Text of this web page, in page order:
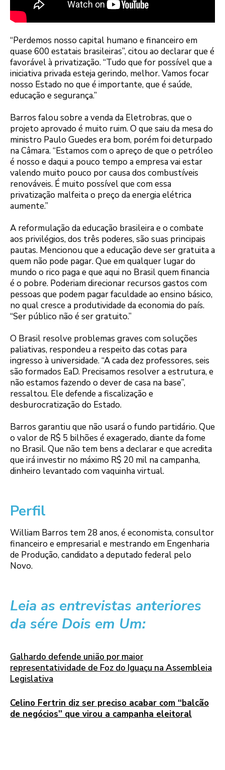
“Perdemos nosso capital humano e financeiro em
quase 600 estatais brasileiras”, citou ao declarar que é
favorável à privatização. “Tudo que for possível que a
iniciativa privada esteja gerindo, melhor. Vamos focar
nosso Estado no que é importante, que é saúde,
educação e segurança.”
Barros falou sobre a venda da Eletrobras, que o
projeto aprovado é muito ruim. O que saiu da mesa do
ministro Paulo Guedes era bom, porém foi deturpado
na Câmara. “Estamos com o apreço de que o petróleo
é nosso e daqui a pouco tempo a empresa vai estar
valendo muito pouco por causa dos combustíveis
renováveis. É muito possível que com essa
privatização malfeita o preço da energia elétrica
aumente.”
A reformulação da educação brasileira e o combate
aos privilégios, dos três poderes, são suas principais
pautas. Mencionou que a educação deve ser gratuita a
quem não pode pagar. Que em qualquer lugar do
mundo o rico paga e que aqui no Brasil quem financia
é o pobre. Poderiam direcionar recursos gastos com
pessoas que podem pagar faculdade ao ensino básico,
no qual cresce a produtividade da economia do país.
“Ser público não é ser gratuito.”
O Brasil resolve problemas graves com soluções
paliativas, respondeu a respeito das cotas para
ingresso à universidade. “A cada dez professores, seis
são formados EaD. Precisamos resolver a estrutura, e
não estamos fazendo o dever de casa na base”,
ressaltou. Ele defende a fiscalização e
desburocratização do Estado.
Barros garantiu que não usará o fundo partidário. Que
o valor de R$ 5 bilhões é exagerado, diante da fome
no Brasil. Que não tem bens a declarar e que acredita
que irá investir no máximo R$ 20 mil na campanha,
dinheiro levantado com vaquinha virtual.
Perfil
William Barros tem 28 anos, é economista, consultor
financeiro e empresarial e mestrando em Engenharia
de Produção, candidato a deputado federal pelo
Novo.
Leia as entrevistas anteriores
da sére Dois em Um:
Galhardo defende união por maior
representatividade de Foz do Iguaçu na Assembleia
Legislativa
Celino Fertrin diz ser preciso acabar com “balcão
de negócios” que virou a campanha eleitoral